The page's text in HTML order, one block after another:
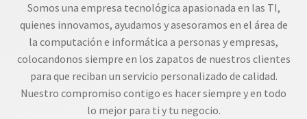
Somos una empresa tecnológica apasionada en las TI,
quienes innovamos, ayudamos y asesoramos en el área de
la computación e informática a personas y empresas,
colocandonos siempre en los zapatos de nuestros clientes
para que reciban un servicio personalizado de calidad.
Nuestro compromiso contigo es hacer siempre y en todo
lo mejor para ti y tu negocio.